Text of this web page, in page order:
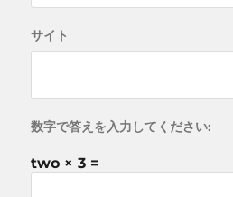
サイト
数字で答えを入力してください:
two × 3 =